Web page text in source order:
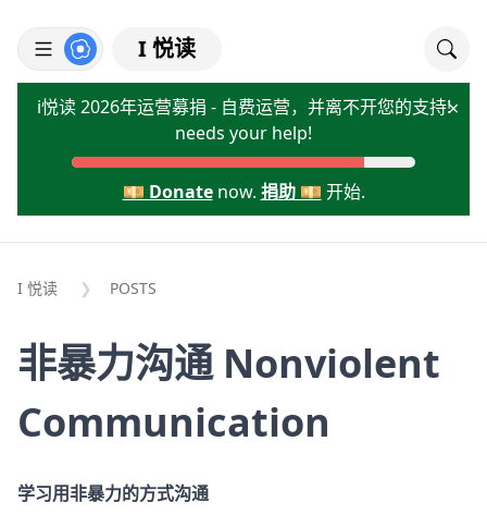
I 悦读
i悦读 2026年运营募捐 - 自费运营，并离不开您的支持!
needs your help!
💴 Donatenow. 捐助 💴 开始.
×
I 悦读 POSTS
非暴力沟通 Nonviolent
Communication
学习用非暴力的方式沟通